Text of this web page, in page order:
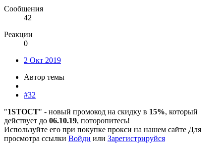
Сообщения
42
Реакции
0
2 Окт 2019
Автор темы
#32
"1STOCT" - новый промокод на скидку в 15%, который
действует до 06.10.19, поторопитесь!
Используйте его при покупке прокси на нашем сайте Для
просмотра ссылки Войди или Зарегистрируйся